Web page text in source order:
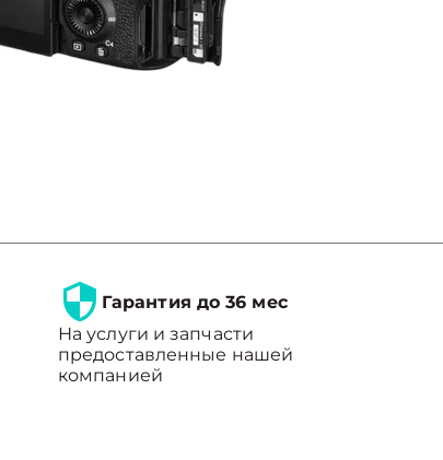
Гарантия до 36 мес
На услуги и запчасти
предоставленные нашей
компанией